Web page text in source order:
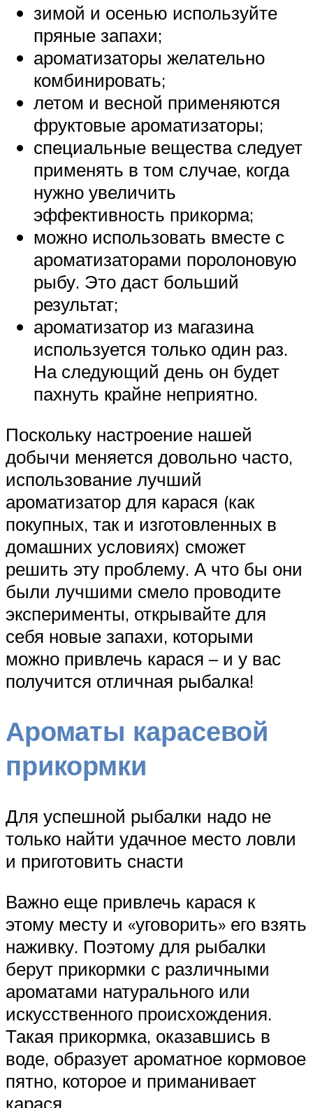
зимой и осенью используйте
пряные запахи;
ароматизаторы желательно
комбинировать;
летом и весной применяются
фруктовые ароматизаторы;
специальные вещества следует
применять в том случае, когда
нужно увеличить
эффективность прикорма;
можно использовать вместе с
ароматизаторами поролоновую
рыбу. Это даст больший
результат;
ароматизатор из магазина
используется только один раз.
На следующий день он будет
пахнуть крайне неприятно.
Поскольку настроение нашей
добычи меняется довольно часто,
использование лучший
ароматизатор для карася (как
покупных, так и изготовленных в
домашних условиях) сможет
решить эту проблему. А что бы они
были лучшими смело проводите
эксперименты, открывайте для
себя новые запахи, которыми
можно привлечь карася – и у вас
получится отличная рыбалка!
Ароматы карасевой
прикормки
Для успешной рыбалки надо не
только найти удачное место ловли
и приготовить снасти
Важно еще привлечь карася к
этому месту и «уговорить» его взять
наживку. Поэтому для рыбалки
берут прикормки с различными
ароматами натурального или
искусственного происхождения.
Такая прикормка, оказавшись в
воде, образует ароматное кормовое
пятно, которое и приманивает
карася